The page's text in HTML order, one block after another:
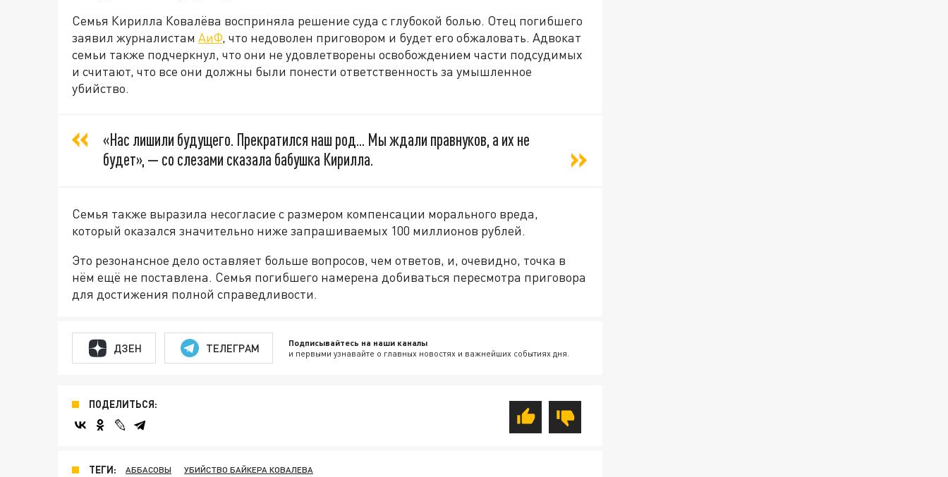
Семья Кирилла Ковалёва восприняла решение суда с глубокой болью. Отец погибшего
заявил журналистам АиФ, что недоволен приговором и будет его обжаловать. Адвокат
семьи также подчеркнул, что они не удовлетворены освобождением части подсудимых
и считают, что все они должны были понести ответственность за умышленное
убийство.
«Нас лишили будущего. Прекратился наш род... Мы ждали правнуков, а их не
будет», — со слезами сказала бабушка Кирилла.
Семья также выразила несогласие с размером компенсации морального вреда,
который оказался значительно ниже запрашиваемых 100 миллионов рублей.
Это резонансное дело оставляет больше вопросов, чем ответов, и, очевидно, точка в
нём ещё не поставлена. Семья погибшего намерена добиваться пересмотра приговора
для достижения полной справедливости.
ДЗЕН ТЕЛЕГРАМ Подписывайтесь на наши каналы
и первыми узнавайте о главных новостях и важнейших событиях дня.
ПОДЕЛИТЬСЯ:
ТЕГИ: АББАСОВЫ УБИЙСТВО БАЙКЕРА КОВАЛЕВА